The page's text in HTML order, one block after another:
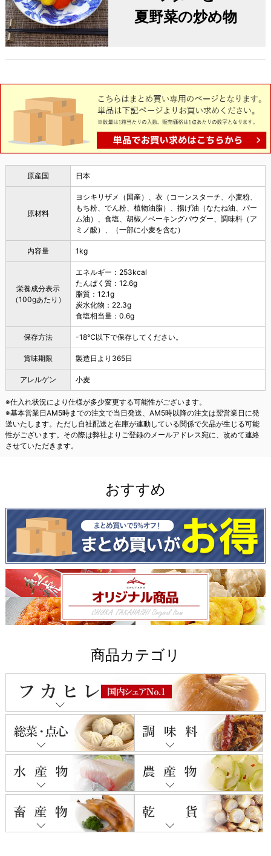
夏野菜の炒め物
原産国 日本
原材料
ヨシキリザメ（国産）、衣（コーンスターチ、小麦粉、
もち粉、でん粉、植物油脂）、揚げ油（なたね油、パー
ム油）、食塩、胡椒／ベーキングパウダー、調味料（ア
ミノ酸）、（一部に小麦を含む）
内容量 1kg
栄養成分表示
（100gあたり）
エネルギー：253kcal
たんぱく質：12.6g
脂質：12.1g
炭水化物：22.3g
食塩相当量：0.6g
保存方法 -18℃以下で保存してください。
賞味期限 製造日より365日
アレルゲン 小麦
※仕入れ状況により仕様が多少変更する可能性がございます。
※基本営業日AM5時までの注文で当日発送、AM5時以降の注文は翌営業日に発
送いたします。ただし自社配送と在庫が連動している関係で欠品が生じる可能
性がございます。その際は弊社よりご登録のメールアドレス宛に、改めて連絡
させていただきます。
おすすめ
商品カテゴリ